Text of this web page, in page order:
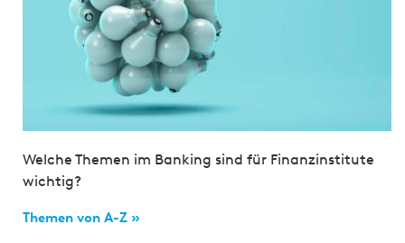
Welche Themen im Banking sind für Finanzinstitute
wichtig?
Themen von A-Z »